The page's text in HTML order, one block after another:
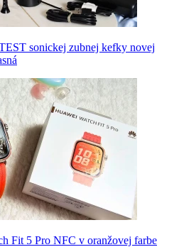
sonickej zubnej kefky novej
Fit 5 Pro NFC v oranžovej farbe